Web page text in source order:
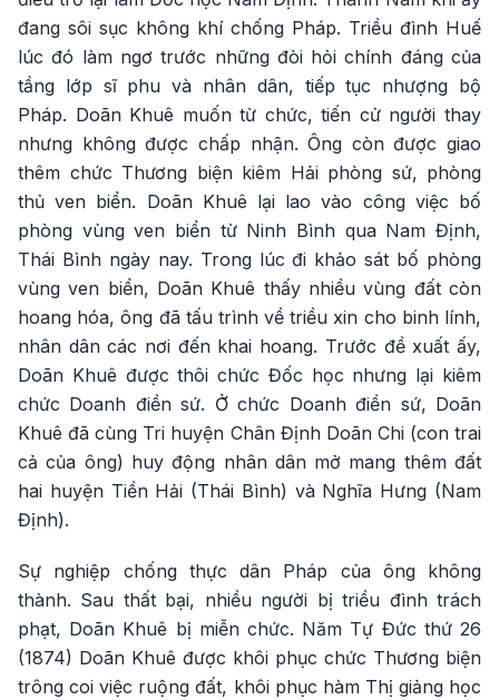
đang sôi sục không khí chống Pháp. Triều đình Huế
lúc đó làm ngơ trước những đòi hỏi chính đáng của
tầng lớp sĩ phu và nhân dân, tiếp tục nhượng bộ
Pháp. Doãn Khuê muốn từ chức, tiến cử người thay
nhưng không được chấp nhận. Ông còn được giao
thêm chức Thương biện kiêm Hải phòng sứ, phòng
thủ ven biển. Doãn Khuê lại lao vào công việc bố
phòng vùng ven biển từ Ninh Bình qua Nam Định,
Thái Bình ngày nay. Trong lúc đi khảo sát bố phòng
vùng ven biển, Doãn Khuê thấy nhiều vùng đất còn
hoang hóa, ông đã tấu trình về triều xin cho binh lính,
nhân dân các nơi đến khai hoang. Trước đề xuất ấy,
Doãn Khuê được thôi chức Đốc học nhưng lại kiêm
chức Doanh điền sứ. Ở chức Doanh điền sứ, Doãn
Khuê đã cùng Tri huyện Chân Định Doãn Chi (con trai
cả của ông) huy động nhân dân mở mang thêm đất
hai huyện Tiền Hải (Thái Bình) và Nghĩa Hưng (Nam
Định).
Sự nghiệp chống thực dân Pháp của ông không
thành. Sau thất bại, nhiều người bị triều đình trách
phạt, Doãn Khuê bị miễn chức. Năm Tự Đức thứ 26
(1874) Doãn Khuê được khôi phục chức Thương biện
trông coi việc ruộng đất, khôi phục hàm Thị giảng học